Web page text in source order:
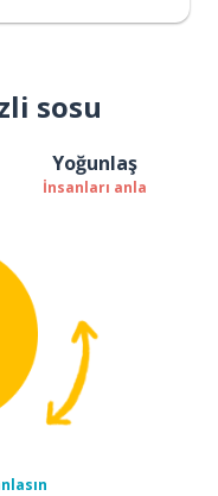
sosu
Yoğunlaş
İnsanları anla